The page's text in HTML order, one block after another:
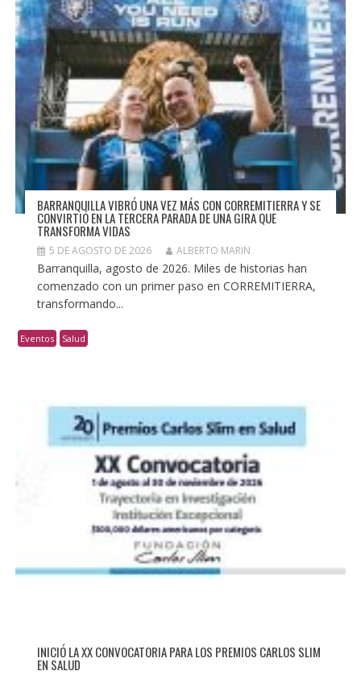
BARRANQUILLA VIBRÓ UNA VEZ MÁS CON CORREMITIERRA Y SE
CONVIRTIÓ EN LA TERCERA PARADA DE UNA GIRA QUE
TRANSFORMA VIDAS
5 DE AGOSTO DE 2026 ALBERTO MARIN
Barranquilla, agosto de 2026. Miles de historias han
comenzado con un primer paso en CORREMITIERRA,
transformando...
Eventos Salud
INICIÓ LA XX CONVOCATORIA PARA LOS PREMIOS CARLOS SLIM
EN SALUD